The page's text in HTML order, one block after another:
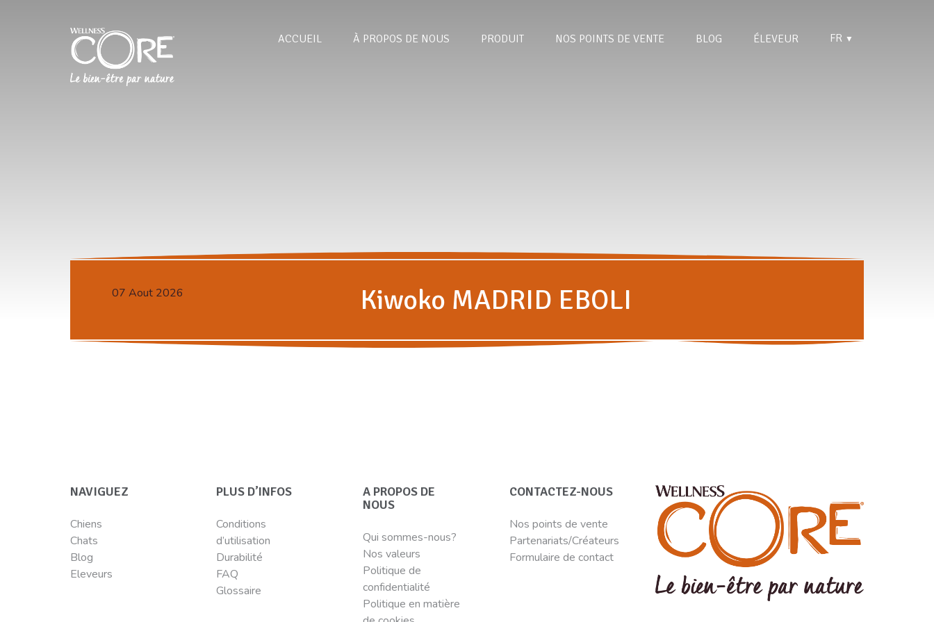
ACCUEIL À PROPOS DE NOUS PRODUIT NOS POINTS DE VENTE BLOG ÉLEVEUR FR ▼
07 Aout 2026 Kiwoko MADRID EBOLI
NAVIGUEZ
Chiens
Chats
Blog
Eleveurs
PLUS D’INFOS
Conditions
d’utilisation
Durabilité
FAQ
Glossaire
A PROPOS DE
NOUS
Qui sommes-nous?
Nos valeurs
Politique de
confidentialité
Politique en matière
CONTACTEZ-NOUS
Nos points de vente
Partenariats/Créateurs
Formulaire de contact